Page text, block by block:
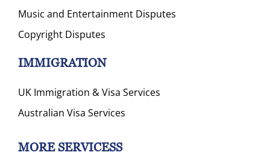
Music and Entertainment Disputes
Copyright Disputes
IMMIGRATION
UK Immigration & Visa Services
Australian Visa Services
MORE SERVICESS